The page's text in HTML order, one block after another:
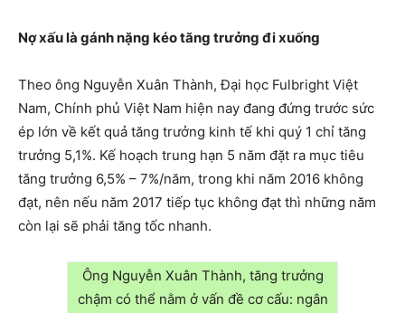
Nợ xấu là gánh nặng kéo tăng trưởng đi xuống
Theo ông Nguyễn Xuân Thành, Đại học Fulbright Việt
Nam, Chính phủ Việt Nam hiện nay đang đứng trước sức
ép lớn về kết quả tăng trưởng kinh tế khi quý 1 chỉ tăng
trưởng 5,1%. Kế hoạch trung hạn 5 năm đặt ra mục tiêu
tăng trưởng 6,5% – 7%/năm, trong khi năm 2016 không
đạt, nên nếu năm 2017 tiếp tục không đạt thì những năm
còn lại sẽ phải tăng tốc nhanh.
Ông Nguyễn Xuân Thành, tăng trưởng
chậm có thể nằm ở vấn đề cơ cấu: ngân